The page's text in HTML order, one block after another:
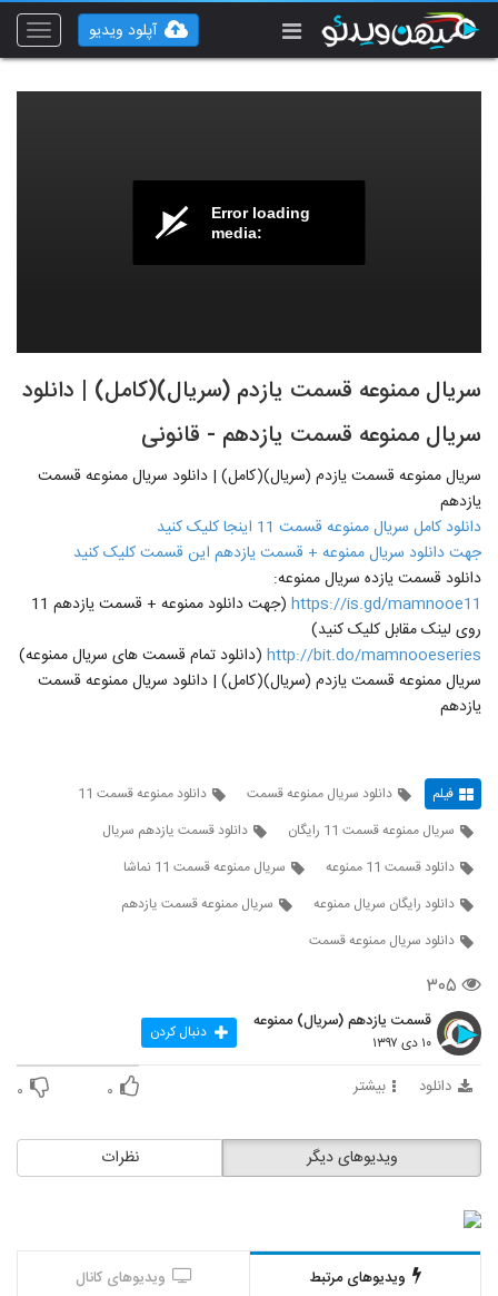
Toggle
آپلود ویدیو
Error loading
media:
سریال ممنوعه قسمت یازدم (سریال)(کامل) | دانلود
سریال ممنوعه قسمت یازدهم - قانونی
سریال ممنوعه قسمت یازدم (سریال)(کامل) | دانلود سریال ممنوعه قسمت
یازدهم
دانلود کامل سریال ممنوعه قسمت 11 اینجا کلیک کنید
جهت دانلود سریال ممنوعه + قسمت یازدهم این قسمت کلیک کنید
دانلود قسمت یازده سریال ممنوعه:
https://is.gd/mamnooe11
(جهت دانلود ممنوعه + قسمت یازدهم 11
روی لینک مقابل کلیک کنید)
http://bit.do/mamnooeseries (دانلود تمام قسمت های سریال ممنوعه)
سریال ممنوعه قسمت یازدم (سریال)(کامل) | دانلود سریال ممنوعه قسمت
یازدهم
فیلم دانلود سریال ممنوعه قسمت
دانلود ممنوعه قسمت 11
سریال ممنوعه قسمت 11 رایگان
دانلود قسمت یازدهم سریال
دانلود قسمت 11 ممنوعه
سریال ممنوعه قسمت 11 نماشا
دانلود رایگان سریال ممنوعه
سریال ممنوعه قسمت یازدهم
دانلود سریال ممنوعه قسمت
۳۰۵
قسمت یازدهم (سریال) ممنوعه
۱۰ دی ۱۳۹۷ دنبال کردن
دانلود بیشتر ۰ ۰
نظرات ویدیوهای دیگر
ویدیوهای مرتبط ویدیوهای کانال